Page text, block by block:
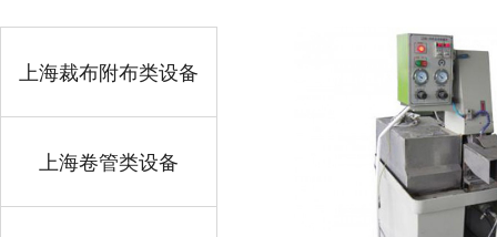
上海裁布附布类设备
上海卷管类设备